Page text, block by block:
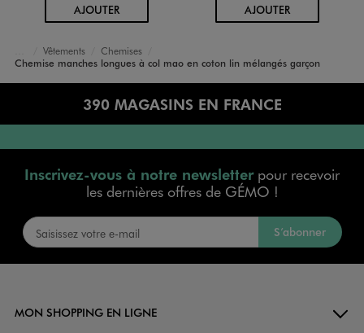
AJOUTERAU PANIER AJOUTERAU PANIER
Accueil
Garçon
Vêtements
Chemises
Chemise manches longues à col mao en coton lin mélangés garçon
390 MAGASINS EN FRANCE
Inscrivez-vous à notre newsletterpour recevoir
les dernières offres de GÉMO !
S’abonner
MON SHOPPING EN LIGNE